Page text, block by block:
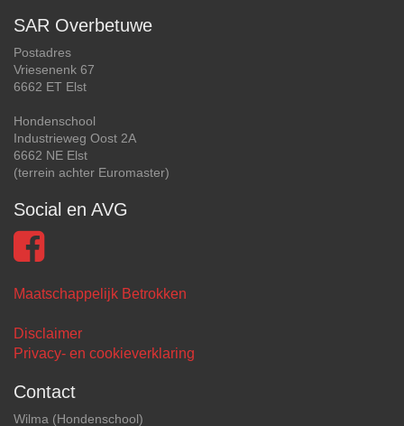
SAR Overbetuwe
Postadres
Vriesenenk 67
6662 ET Elst
Hondenschool
Industrieweg Oost 2A
6662 NE Elst
(terrein achter Euromaster)
Social en AVG
Maatschappelijk Betrokken
Disclaimer
Privacy- en cookieverklaring
Contact
Wilma (Hondenschool)